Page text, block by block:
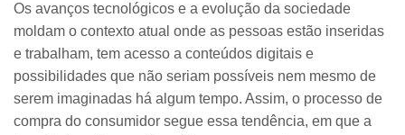
Os avanços tecnológicos e a evolução da sociedade
moldam o contexto atual onde as pessoas estão inseridas
e trabalham, tem acesso a conteúdos digitais e
possibilidades que não seriam possíveis nem mesmo de
serem imaginadas há algum tempo. Assim, o processo de
compra do consumidor segue essa tendência, em que a